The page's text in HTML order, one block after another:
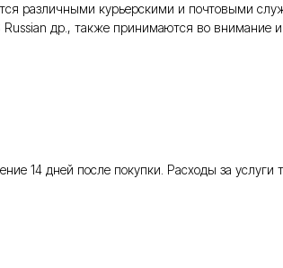
различными курьерскими и почтовыми
др., также принимаются во внимание
14 дней после покупки. Расходы за